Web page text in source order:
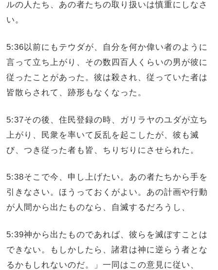
ルの人たち、あの者たちの取り扱いは慎重にしなさ
い。
5:36以前にもテウダが、自分を何か偉い者のように
言って立ち上がり、その数四百人くらいの男が彼に
従ったことがあった。彼は殺され、従っていた者は
皆散らされて、跡形もなくなった。
5:37その後、住民登録の時、ガリラヤのユダが立ち
上がり、民衆を率いて反乱を起こしたが、彼も滅
び、つき従った者も皆、ちりぢりにさせられた。
5:38そこで今、申し上げたい。あの者たちから手を
引きなさい。ほうっておくがよい。あの計画や行動
が人間から出たものなら、自滅するだろうし、
5:39神から出たものであれば、彼らを滅ぼすことは
できない。もしかしたら、諸君は神に逆らう者とな
るかもしれないのだ。」一同はこの意見に従い、